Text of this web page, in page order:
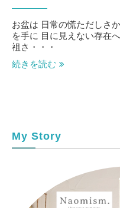
お盆は 日常の慌ただしさ
を手に 目に見えない存在
祖さ・・・
続きを読む
My Story